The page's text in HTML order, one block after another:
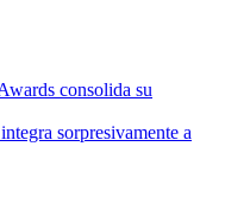
consolida su
sorpresivamente a